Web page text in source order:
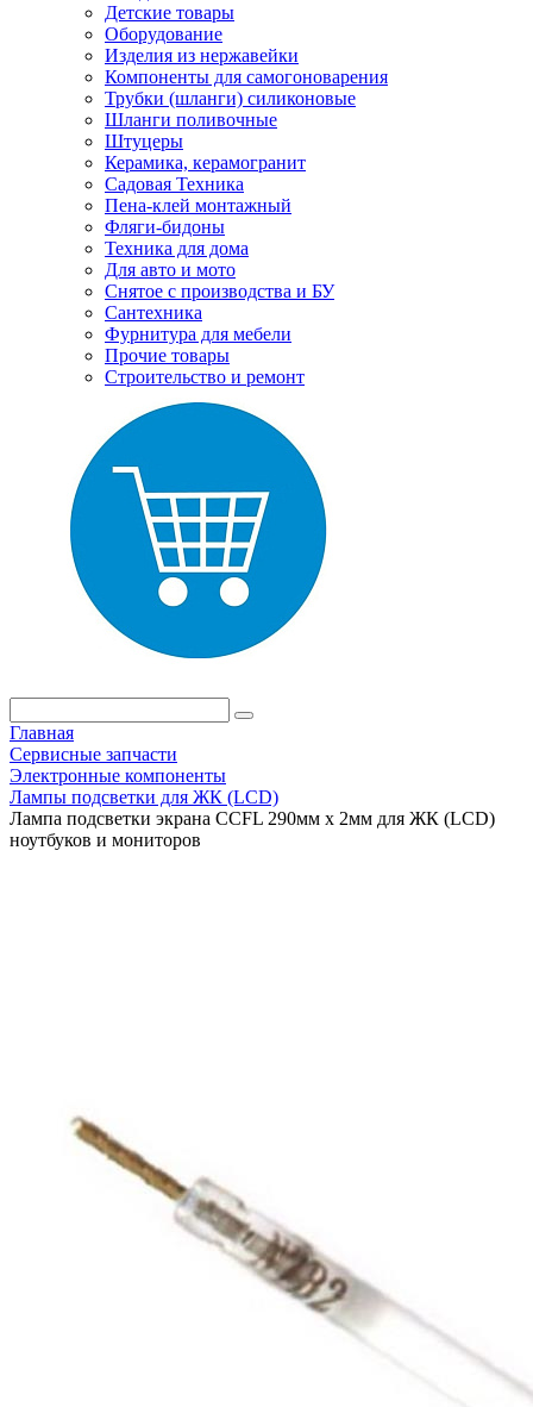
Детские товары
Оборудование
Изделия из нержавейки
Компоненты для самогоноварения
Трубки (шланги) силиконовые
Шланги поливочные
Штуцеры
Керамика, керамогранит
Садовая Техника
Пена-клей монтажный
Фляги-бидоны
Техника для дома
Для авто и мото
Снятое с производства и БУ
Сантехника
Фурнитура для мебели
Прочие товары
Строительство и ремонт
Главная
Сервисные запчасти
Электронные компоненты
Лампы подсветки для ЖК (LCD)
Лампа подсветки экрана CCFL 290мм х 2мм для ЖК (LCD)
ноутбуков и мониторов